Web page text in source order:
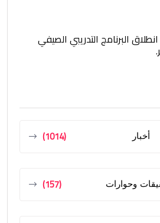
البرنامج التدريبي الصيفي
أخبار (1014)
وحوارات (157)